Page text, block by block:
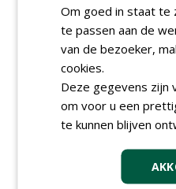
AGENDA
9
vrijdag 9
Om goed in staat te
te passen aan de
van de bezoeker,
cookies.
Deze gegevens zijn
om voor u een
te kunnen blijven